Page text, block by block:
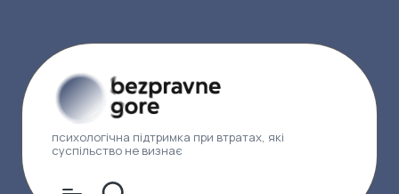
психологічна підтримка при втратах, які
суспільство не визнає